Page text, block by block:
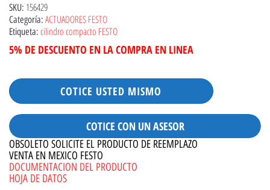
SKU: 156429
Categoría: ACTUADORES FESTO
Etiqueta: cilindro compacto FESTO
5% DE DESCUENTO EN LA COMPRA EN LINEA
COTICE USTED MISMO
COTICE CON UN ASESOR
OBSOLETO SOLICITE EL PRODUCTO DE REEMPLAZO
VENTA EN MEXICO FESTO
DOCUMENTACION DEL PRODUCTO
HOJA DE DATOS